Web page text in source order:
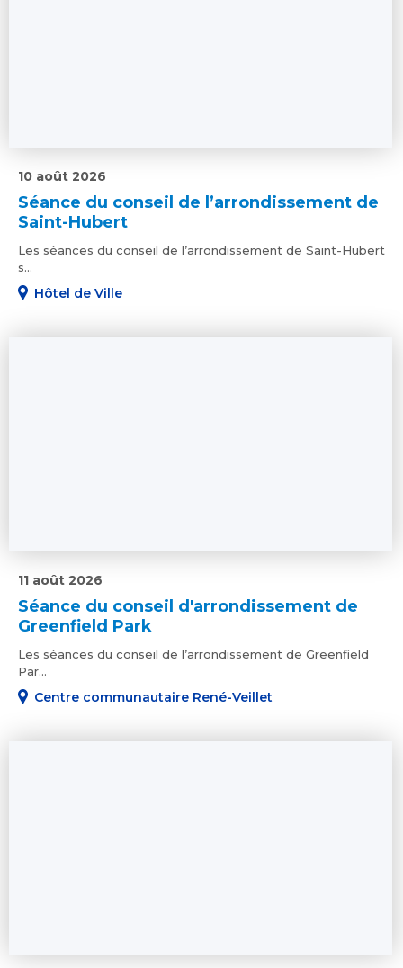
Séance du conseil de l’arrondissement de
Saint-Hubert
10 août 2026
Les séances du conseil de l’arrondissement de Saint-Hubert
s...
Hôtel de Ville
Séance du conseil d'arrondissement de
Greenfield Park
11 août 2026
Les séances du conseil de l’arrondissement de Greenfield
Par...
Centre communautaire René-Veillet